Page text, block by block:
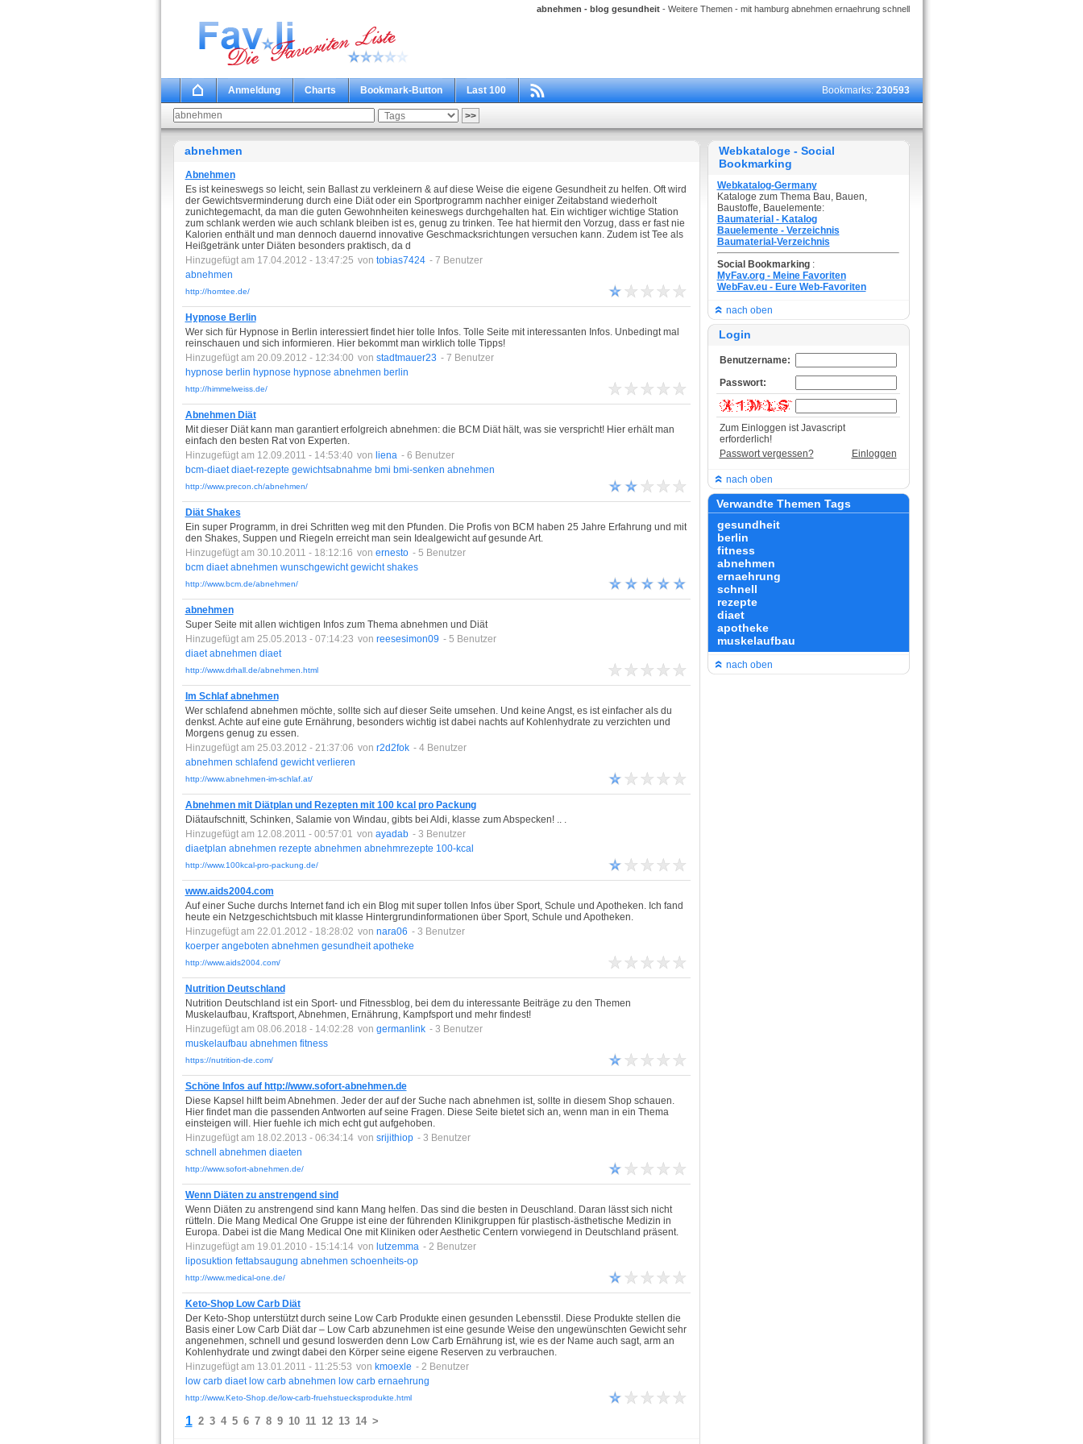
abnehmen - blog gesundheit- Weitere Themen - mit hamburg abnehmen ernaehrung schnell
Anmeldung Charts Bookmark-Button Last 100 Bookmarks:230593
abnehmen
Abnehmen
Es ist keineswegs so leicht, sein Ballast zu verkleinern & auf diese Weise die eigene Gesundheit zu helfen. Oft wird
der Gewichtsverminderung durch eine Diät oder ein Sportprogramm nachher einiger Zeitabstand wiederholt
zunichtegemacht, da man die guten Gewohnheiten keineswegs durchgehalten hat. Ein wichtiger wichtige Station
zum schlank werden wie auch schlank bleiben ist es, genug zu trinken. Tee hat hiermit den Vorzug, dass er fast nie
Kalorien enthält und man dennoch dauernd innovative Geschmacksrichtungen versuchen kann. Zudem ist Tee als
Heißgetränk unter Diäten besonders praktisch, da d
Hinzugefügt am 17.04.2012 - 13:47:25 von tobias7424 - 7 Benutzer
abnehmen
http://homtee.de/
Hypnose Berlin
Wer sich für Hypnose in Berlin interessiert findet hier tolle Infos. Tolle Seite mit interessanten Infos. Unbedingt mal
reinschauen und sich informieren. Hier bekommt man wirklich tolle Tipps!
Hinzugefügt am 20.09.2012 - 12:34:00 von stadtmauer23 - 7 Benutzer
hypnose berlin hypnose hypnose abnehmen berlin
http://himmelweiss.de/
Abnehmen Diät
Mit dieser Diät kann man garantiert erfolgreich abnehmen: die BCM Diät hält, was sie verspricht! Hier erhält man
einfach den besten Rat von Experten.
Hinzugefügt am 12.09.2011 - 14:53:40 von liena - 6 Benutzer
bcm-diaet diaet-rezepte gewichtsabnahme bmi bmi-senken abnehmen
http://www.precon.ch/abnehmen/
Diät Shakes
Ein super Programm, in drei Schritten weg mit den Pfunden. Die Profis von BCM haben 25 Jahre Erfahrung und mit
den Shakes, Suppen und Riegeln erreicht man sein Idealgewicht auf gesunde Art.
Hinzugefügt am 30.10.2011 - 18:12:16 von ernesto - 5 Benutzer
bcm diaet abnehmen wunschgewicht gewicht shakes
http://www.bcm.de/abnehmen/
abnehmen
Super Seite mit allen wichtigen Infos zum Thema abnehmen und Diät
Hinzugefügt am 25.05.2013 - 07:14:23 von reesesimon09 - 5 Benutzer
diaet abnehmen diaet
http://www.drhall.de/abnehmen.html
Im Schlaf abnehmen
Wer schlafend abnehmen möchte, sollte sich auf dieser Seite umsehen. Und keine Angst, es ist einfacher als du
denkst. Achte auf eine gute Ernährung, besonders wichtig ist dabei nachts auf Kohlenhydrate zu verzichten und
Morgens genug zu essen.
Hinzugefügt am 25.03.2012 - 21:37:06 von r2d2fok - 4 Benutzer
abnehmen schlafend gewicht verlieren
http://www.abnehmen-im-schlaf.at/
Abnehmen mit Diätplan und Rezepten mit 100 kcal pro Packung
Diätaufschnitt, Schinken, Salamie von Windau, gibts bei Aldi, klasse zum Abspecken! .. .
Hinzugefügt am 12.08.2011 - 00:57:01 von ayadab - 3 Benutzer
diaetplan abnehmen rezepte abnehmen abnehmrezepte 100-kcal
http://www.100kcal-pro-packung.de/
www.aids2004.com
Auf einer Suche durchs Internet fand ich ein Blog mit super tollen Infos über Sport, Schule und Apotheken. Ich fand
heute ein Netzgeschichtsbuch mit klasse Hintergrundinformationen über Sport, Schule und Apotheken.
Hinzugefügt am 22.01.2012 - 18:28:02 von nara06 - 3 Benutzer
koerper angeboten abnehmen gesundheit apotheke
http://www.aids2004.com/
Nutrition Deutschland
Nutrition Deutschland ist ein Sport- und Fitnessblog, bei dem du interessante Beiträge zu den Themen
Muskelaufbau, Kraftsport, Abnehmen, Ernährung, Kampfsport und mehr findest!
Hinzugefügt am 08.06.2018 - 14:02:28 von germanlink - 3 Benutzer
muskelaufbau abnehmen fitness
https://nutrition-de.com/
Schöne Infos auf http://www.sofort-abnehmen.de
Diese Kapsel hilft beim Abnehmen. Jeder der auf der Suche nach abnehmen ist, sollte in diesem Shop schauen.
Hier findet man die passenden Antworten auf seine Fragen. Diese Seite bietet sich an, wenn man in ein Thema
einsteigen will. Hier fuehle ich mich echt gut aufgehoben.
Hinzugefügt am 18.02.2013 - 06:34:14 von srijithiop - 3 Benutzer
schnell
abnehmen diaeten
http://www.sofort-abnehmen.de/
Wenn Diäten zu anstrengend sind
Wenn Diäten zu anstrengend sind kann Mang helfen. Das sind die besten in Deuschland. Daran lässt sich nicht
rütteln. Die Mang Medical One Gruppe ist eine der führenden Klinikgruppen für plastisch-ästhetische Medizin in
Europa. Dabei ist die Mang Medical One mit Kliniken oder Aesthetic Centern vorwiegend in Deutschland präsent.
Hinzugefügt am 19.01.2010 - 15:14:14 von lutzemma - 2 Benutzer
liposuktion fettabsaugung abnehmen schoenheits-op
http://www.medical-one.de/
Keto-Shop Low Carb Diät
Der Keto-Shop unterstützt durch seine Low Carb Produkte einen gesunden Lebensstil. Diese Produkte stellen die
Basis einer Low Carb Diät dar – Low Carb abzunehmen ist eine gesunde Weise den ungewünschten Gewicht sehr
angenehmen, schnell und gesund loswerden denn Low Carb Ernährung ist, wie es der Name auch sagt, arm an
Kohlenhydrate und zwingt dabei den Körper seine eigene Reserven zu verbrauchen.
Hinzugefügt am 13.01.2011 - 11:25:53 von kmoexle - 2 Benutzer
low carb diaet low carb abnehmen low carb ernaehrung
http://www.Keto-Shop.de/low-carb-fruehstuecksprodukte.html
1 2 3 4 5 6 7 8 9 10 11 12 13 14 >
Webkataloge - Social
Bookmarking
Webkatalog-Germany
Kataloge zum Thema Bau, Bauen,
Baustoffe, Bauelemente:
Baumaterial - Katalog
Bauelemente - Verzeichnis
Baumaterial-Verzeichnis
Social Bookmarking :
MyFav.org - Meine Favoriten
WebFav.eu - Eure Web-Favoriten
nach oben
Login
Benutzername:
Passwort:
Zum Einloggen ist Javascript
erforderlich!
Passwort vergessen?
Einloggen
nach oben
Verwandte Themen Tags
gesundheit
berlin
fitness
abnehmen
ernaehrung
schnell
rezepte
diaet
apotheke
muskelaufbau
nach oben